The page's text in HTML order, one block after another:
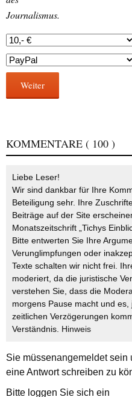
Journalismus.
Weiter
KOMMENTARE ( 100 )
Liebe Leser!
Wir sind dankbar für Ihre
Beteiligung sehr. Ihre
Beiträge auf der Site
Monatszeitschrift „Tichys
Bitte entwerten Sie Ihre
Verunglimpfungen oder
Texte schalten wir nicht frei.
moderiert, da die juristische
verstehen Sie, dass die
morgens Pause macht und
zeitlichen Verzögerungen
Verständnis. Hinweis
Sie müssenangemeldetsein
eine Antwort schreiben zu
Bitte loggen Sie sich ein